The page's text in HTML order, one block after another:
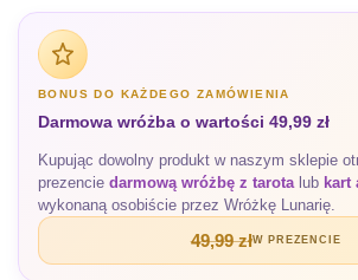
BONUS DO KAŻDEGO ZAMÓWIENIA
Darmowa wróżba o wartości 49,99 zł
Kupując dowolny produkt w naszym sklepie
prezencie darmową wróżbę z tarotalub kart
wykonaną osobiście przez Wróżkę Lunarię.
49,99 złW PREZENCIE